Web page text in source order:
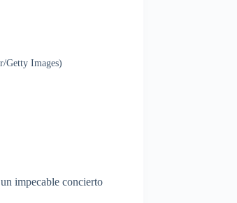
Getty Images)
impecable concierto